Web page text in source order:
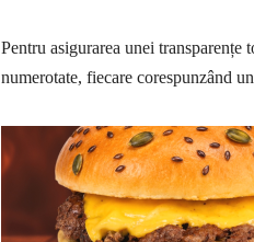
Pentru asigurarea unei
numerotate, fiecare corespunzând